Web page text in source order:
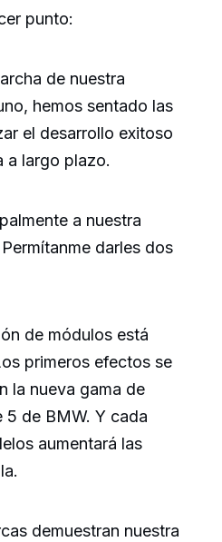
punto:
de nuestra
hemos sentado las
el desarrollo exitoso
a largo plazo.
a nuestra
darles dos
de módulos está
primeros efectos se
la nueva gama de
5 de BMW. Y cada
aumentará las
demuestran nuestra